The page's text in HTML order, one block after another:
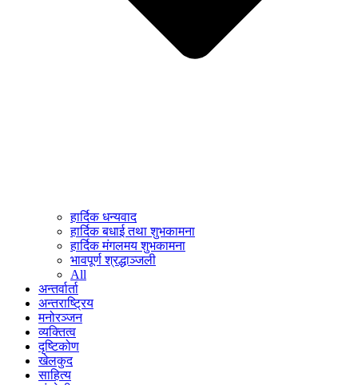
हार्दिक धन्यवाद
हार्दिक बधाई तथा शुभकामना
हार्दिक मंगलमय शुभकामना
भावपूर्ण श्रद्धाञ्जली
All
अन्तर्वार्ता
अन्तराष्ट्रिय
मनोरञ्जन
व्यक्तित्व
दृष्टिकोण
खेलकुद
साहित्य